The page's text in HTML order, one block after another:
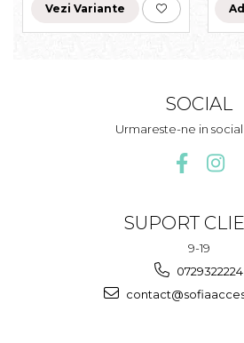
Vezi Variante
SOCIAL
Urmareste-ne in
SUPORT
9-19
0729322224